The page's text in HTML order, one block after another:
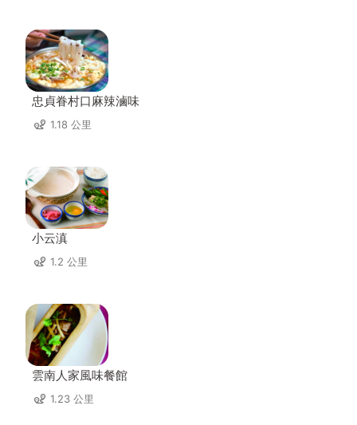
忠貞眷村口麻辣滷味
1.18 公里
小云滇
1.2 公里
雲南人家風味餐館
1.23 公里